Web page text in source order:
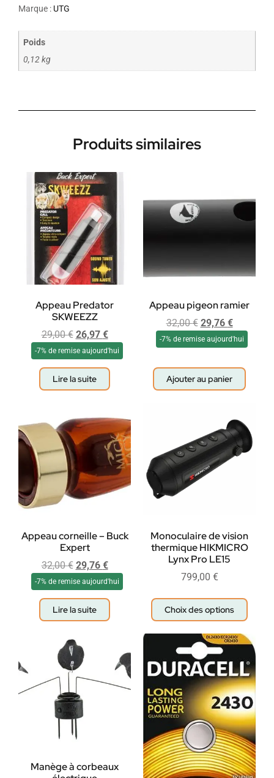
Marque : UTG
Poids
0,12 kg
Produits similaires
Appeau Predator
SKWEEZZ
29,00€ 26,97 €
-7% de remise aujourd'hui
Lire la suite
Appeau pigeon ramier
32,00€ 29,76 €
-7% de remise aujourd'hui
Ajouter au panier
Appeau corneille – Buck
Expert
32,00€ 29,76 €
-7% de remise aujourd'hui
Lire la suite
Monoculaire de vision
thermique HIKMICRO
Lynx Pro LE15
799,00 €
Choix des options
Manège à corbeaux